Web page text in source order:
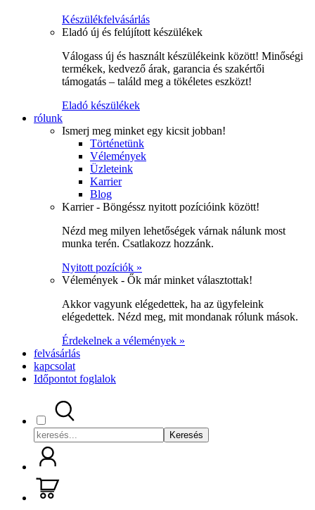
Készülékfelvásárlás
Eladó új és felújított készülékek
Válogass új és használt készülékeink között! Minőségi
termékek, kedvező árak, garancia és szakértői
támogatás – találd meg a tökéletes eszközt!
Eladó készülékek
rólunk
Ismerj meg minket egy kicsit jobban!
Történetünk
Vélemények
Üzleteink
Karrier
Blog
Karrier - Böngéssz nyitott pozícióink között!
Nézd meg milyen lehetőségek várnak nálunk most
munka terén. Csatlakozz hozzánk.
Nyitott pozíciók »
Vélemények - Ők már minket választottak!
Akkor vagyunk elégedettek, ha az ügyfeleink
elégedettek. Nézd meg, mit mondanak rólunk mások.
Érdekelnek a vélemények »
felvásárlás
kapcsolat
Időpontot foglalok
Keresés